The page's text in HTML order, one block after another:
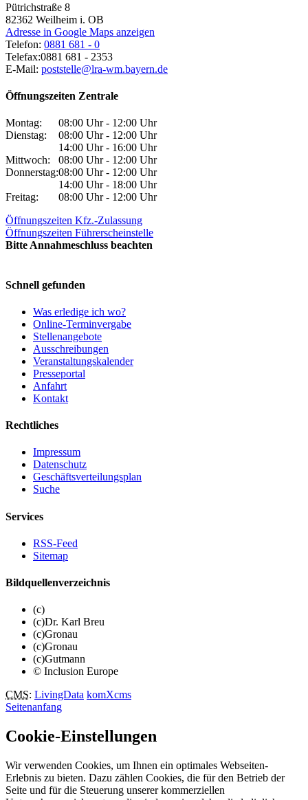
Pütrichstraße 8
82362 Weilheim i. OB
Adresse in Google Maps anzeigen
Telefon: 0881 681 - 0
Telefax:0881 681 - 2353
E-Mail: poststelle@lra-wm.bayern.de
Öffnungszeiten Zentrale
Montag:
08:00 Uhr - 12:00 Uhr
Dienstag:
08:00 Uhr - 12:00 Uhr
14:00 Uhr - 16:00 Uhr
Mittwoch:
08:00 Uhr - 12:00 Uhr
Donnerstag:08:00 Uhr - 12:00 Uhr
14:00 Uhr - 18:00 Uhr
Freitag:
08:00 Uhr - 12:00 Uhr
Öffnungszeiten Kfz.-Zulassung
Öffnungszeiten Führerscheinstelle
Bitte Annahmeschluss beachten
Schnell gefunden
Was erledige ich wo?
Online-Terminvergabe
Stellenangebote
Ausschreibungen
Veranstaltungskalender
Presseportal
Anfahrt
Kontakt
Rechtliches
Impressum
Datenschutz
Geschäftsverteilungsplan
Suche
Services
RSS-Feed
Sitemap
Bildquellenverzeichnis
(c)
(c)Dr. Karl Breu
(c)Gronau
(c)Gronau
(c)Gutmann
© Inclusion Europe
CMS: LivingData komXcms
Seitenanfang
Cookie-Einstellungen
Wir verwenden Cookies, um Ihnen ein optimales Webseiten-
Erlebnis zu bieten. Dazu zählen Cookies, die für den Betrieb der
Seite und für die Steuerung unserer kommerziellen